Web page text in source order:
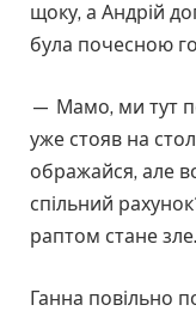
щоку, а Андрій
була почесною
— Мамо, ми тут
уже стояв на
ображайся, але
спільний
раптом стане зле.
Ганна повільно